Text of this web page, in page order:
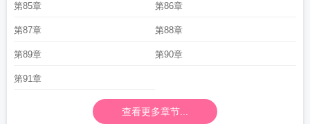
第85章 第86章
第87章 第88章
第89章 第90章
第91章
查看更多章节...